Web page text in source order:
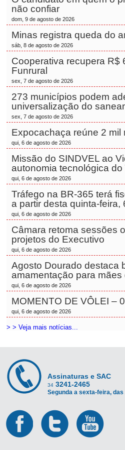
não confiar
dom, 9 de agosto de 2026
Minas registra queda do
sáb, 8 de agosto de 2026
Cooperativa recupera R$
Funrural
sex, 7 de agosto de 2026
273 municípios podem
universalização do
sex, 7 de agosto de 2026
Expocachaça reúne 2 mil
qui, 6 de agosto de 2026
Missão do SINDVEL ao
autonomia tecnológica
qui, 6 de agosto de 2026
Tráfego na BR-365 terá
a partir desta quinta-feira,
qui, 6 de agosto de 2026
Câmara retoma sessões
projetos do Executivo
qui, 6 de agosto de 2026
Agosto Dourado destaca
amamentação para mães
qui, 6 de agosto de 2026
MOMENTO DE VÔLEI –
qui, 6 de agosto de 2026
> > Veja mais notícias...
Assinaturas e SAC
34 3241-2465
Segunda a sexta-feira,